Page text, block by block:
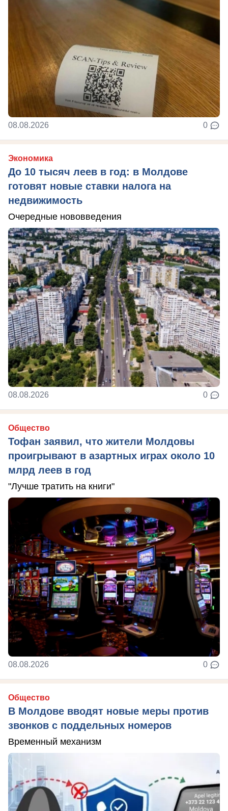
08.08.2026 0
Экономика
До 10 тысяч леев в год: в Молдове
готовят новые ставки налога на
недвижимость
Очередные нововведения
08.08.2026 0
Общество
Тофан заявил, что жители Молдовы
проигрывают в азартных играх около 10
млрд леев в год
"Лучше тратить на книги"
08.08.2026 0
Общество
В Молдове вводят новые меры против
звонков с поддельных номеров
Временный механизм